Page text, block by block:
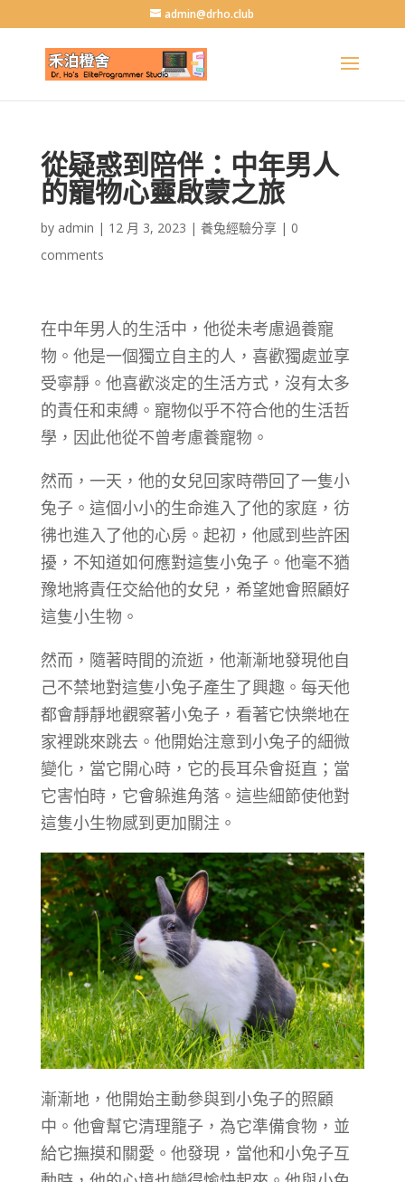
admin@drho.club
從疑惑到陪伴：中年男人
的寵物心靈啟蒙之旅
by admin | 12 月 3, 2023 | 養兔經驗分享| 0
comments
在中年男人的生活中，他從未考慮過養寵
物。他是一個獨立自主的人，喜歡獨處並享
受寧靜。他喜歡淡定的生活方式，沒有太多
的責任和束縛。寵物似乎不符合他的生活哲
學，因此他從不曾考慮養寵物。
然而，一天，他的女兒回家時帶回了一隻小
兔子。這個小小的生命進入了他的家庭，彷
彿也進入了他的心房。起初，他感到些許困
擾，不知道如何應對這隻小兔子。他毫不猶
豫地將責任交給他的女兒，希望她會照顧好
這隻小生物。
然而，隨著時間的流逝，他漸漸地發現他自
己不禁地對這隻小兔子產生了興趣。每天他
都會靜靜地觀察著小兔子，看著它快樂地在
家裡跳來跳去。他開始注意到小兔子的細微
變化，當它開心時，它的長耳朵會挺直；當
它害怕時，它會躲進角落。這些細節使他對
這隻小生物感到更加關注。
漸漸地，他開始主動參與到小兔子的照顧
中。他會幫它清理籠子，為它準備食物，並
給它撫摸和關愛。他發現，當他和小兔子互